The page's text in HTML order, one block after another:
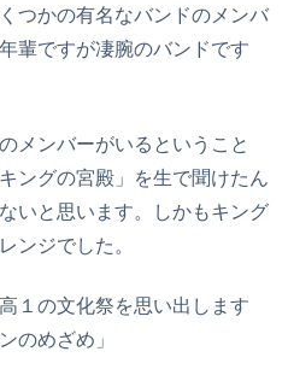
つかの有名なバンドのメンバ
輩ですが凄腕のバンドです
メンバーがいるということ
ングの宮殿」を生で聞けたん
いと思います。しかもキング
ンジでした。
１の文化祭を思い出します
のめざめ」